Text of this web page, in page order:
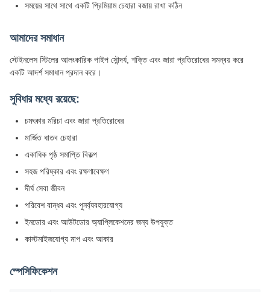
সময়ের সাথে সাথে একটি প্রিমিয়াম চেহারা বজায় রাখা কঠিন
আমাদের সমাধান
স্টেইনলেস স্টিলের আলংকারিক পাইপ সৌন্দর্য, শক্তি এবং জারা প্রতিরোধের সমন্বয় করে
একটি আদর্শ সমাধান প্রদান করে।
সুবিধার মধ্যে রয়েছে:
চমৎকার মরিচা এবং জারা প্রতিরোধের
মার্জিত ধাতব চেহারা
একাধিক পৃষ্ঠ সমাপ্তি বিকল্প
সহজ পরিষ্কার এবং রক্ষণাবেক্ষণ
দীর্ঘ সেবা জীবন
পরিবেশ বান্ধব এবং পুনর্ব্যবহারযোগ্য
ইনডোর এবং আউটডোর অ্যাপ্লিকেশনের জন্য উপযুক্ত
কাস্টমাইজযোগ্য মাপ এবং আকার
স্পেসিফিকেশন